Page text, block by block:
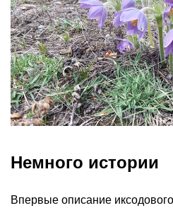
Немного истории
Впервые описание